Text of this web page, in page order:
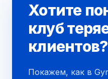
Хотите
клуб
клиентов?
Покажем, как в